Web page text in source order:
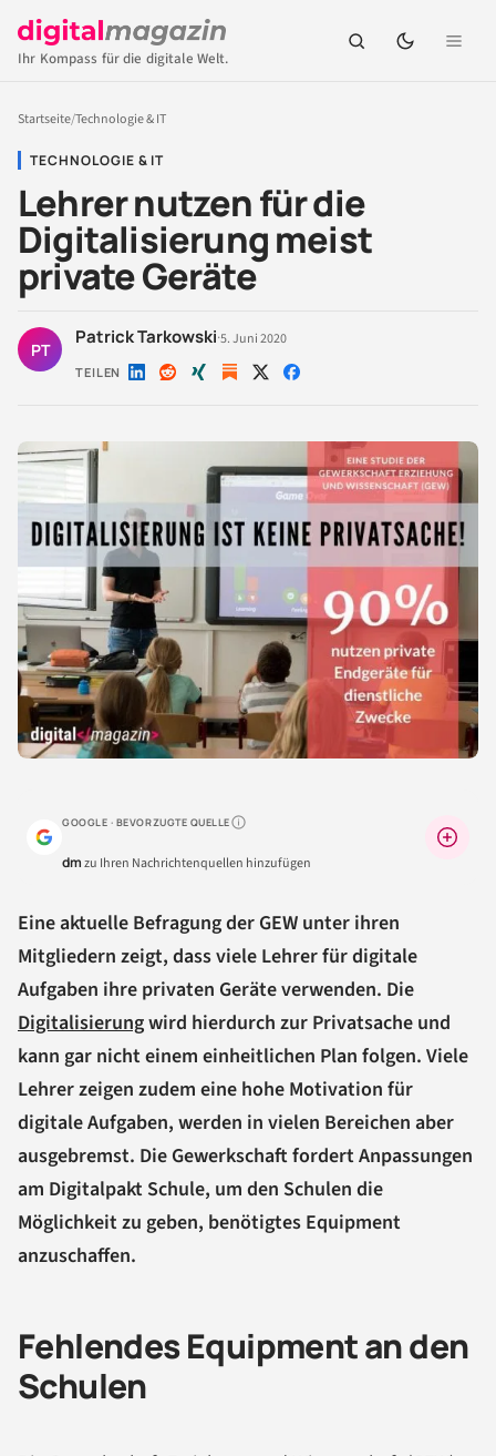
Ihr Kompass für die digitale Welt.
Startseite/Technologie & IT
TECHNOLOGIE & IT
Lehrer nutzen für die
Digitalisierung meist
private Geräte
PT
Patrick Tarkowski·5. Juni 2020
TEILEN Auf Auf Auf Auf Auf
GOOGLE · BEVORZUGTE QUELLEWarum lohnt sich das?
dmzu Ihren Nachrichtenquellen hinzufügen
Eine aktuelle Befragung der GEW unter ihren
Mitgliedern zeigt, dass viele Lehrer für digitale
Aufgaben ihre privaten Geräte verwenden. Die
Digitalisierungwird hierdurch zur Privatsache und
kann gar nicht einem einheitlichen Plan folgen. Viele
Lehrer zeigen zudem eine hohe Motivation für
digitale Aufgaben, werden in vielen Bereichen aber
ausgebremst. Die Gewerkschaft fordert Anpassungen
am Digitalpakt Schule, um den Schulen die
Möglichkeit zu geben, benötigtes Equipment
anzuschaffen.
Fehlendes Equipment an den
Schulen